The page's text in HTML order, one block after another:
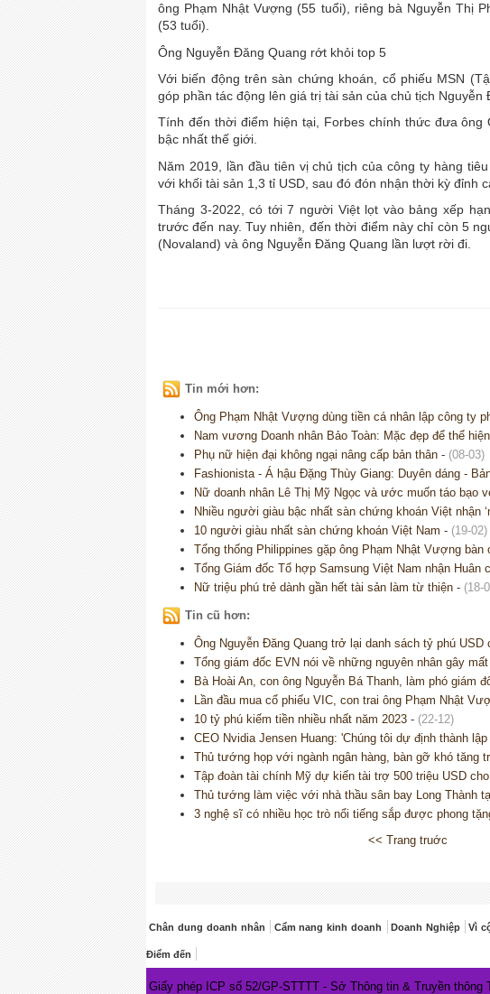
ông Phạm Nhật Vượng (55 tuổi), riêng bà Nguyễn Thị
(53 tuổi).
Ông Nguyễn Đăng Quang rớt khỏi top 5
Với biến động trên sàn chứng khoán, cổ phiếu MSN
góp phần tác động lên giá trị tài sản của chủ tịch Nguyễn
Tính đến thời điểm hiện tại, Forbes chính thức đưa
bậc nhất thế giới.
Năm 2019, lần đầu tiên vị chủ tịch của công ty hàng
với khối tài sản 1,3 tỉ USD, sau đó đón nhận thời kỳ đỉnh
Tháng 3-2022, có tới 7 người Việt lọt vào bảng xếp
trước đến nay. Tuy nhiên, đến thời điểm này chỉ còn 5
(Novaland) và ông Nguyễn Đăng Quang lần lượt rời đi.
Tin mới hơn:
Ông Phạm Nhật Vượng dùng tiền cá nhân lập công ty
Nam vương Doanh nhân Bảo Toàn: Mặc đẹp để thể
Phụ nữ hiện đại không ngại nâng cấp bản thân - (08-03)
Fashionista - Á hậu Đặng Thùy Giang: Duyên dáng -
Nữ doanh nhân Lê Thị Mỹ Ngọc và ước muốn táo bạo
Nhiều người giàu bậc nhất sàn chứng khoán Việt nhận
10 người giàu nhất sàn chứng khoán Việt Nam - (19-02)
Tổng thống Philippines gặp ông Phạm Nhật Vượng bàn
Tổng Giám đốc Tổ hợp Samsung Việt Nam nhận Huân
Nữ triệu phú trẻ dành gần hết tài sản làm từ thiện - (18-
Tin cũ hơn:
Ông Nguyễn Đăng Quang trở lại danh sách tỷ phú USD
Tổng giám đốc EVN nói về những nguyên nhân gây
Bà Hoài An, con ông Nguyễn Bá Thanh, làm phó giám
Lần đầu mua cổ phiếu VIC, con trai ông Phạm Nhật
10 tỷ phú kiếm tiền nhiều nhất năm 2023 - (22-12)
CEO Nvidia Jensen Huang: 'Chúng tôi dự định thành
Thủ tướng họp với ngành ngân hàng, bàn gỡ khó tăng
Tập đoàn tài chính Mỹ dự kiến tài trợ 500 triệu USD
Thủ tướng làm việc với nhà thầu sân bay Long Thành
3 nghệ sĩ có nhiều học trò nổi tiếng sắp được phong
<< Trang truớc
Chân dung doanh nhân Cẩm nang kinh doanh Doanh Nghiệp Vì
Điểm đến
Giấy phép ICP số 52/GP-STTTT - Sở Thông tin & Truyền thông